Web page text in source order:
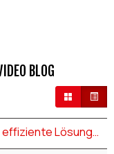
BLOG
Jungheinrich Niederhubwagen EJE – effiziente Lösungen für den Palettentransport